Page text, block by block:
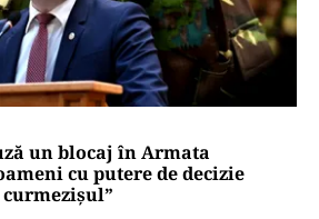
un blocaj în Armata
cu putere de decizie
curmezișul”